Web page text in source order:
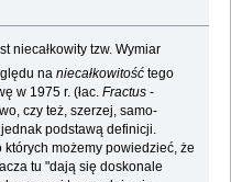
niecałkowity tzw. Wymiar
naniecałkowitość tego
w 1975 r. (łac.Fractus -
czy też, szerzej, samo-
podstawą definicji.
możemy powiedzieć, że
tu "dają się doskonale